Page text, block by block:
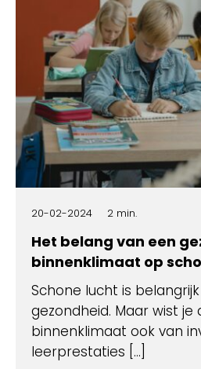
20-02-2024 2 min.
Het belang van een
binnenklimaat op
Schone lucht is
gezondheid. Maar wist je
binnenklimaat ook van
leerprestaties […]